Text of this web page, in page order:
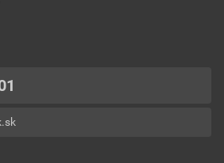
môže iba prihlásený užívateľ.